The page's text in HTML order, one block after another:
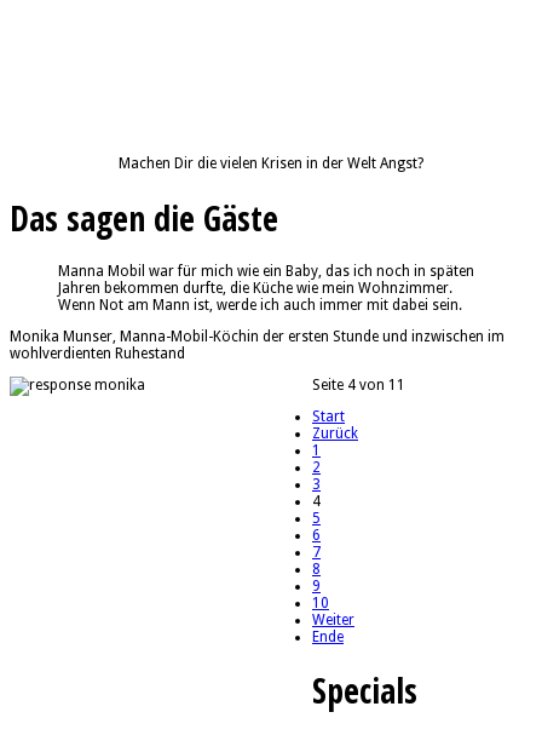
Machen Dir die vielen Krisen in der Welt Angst?
Das sagen die Gäste
Manna Mobil war für mich wie ein Baby, das ich noch in späten
Jahren bekommen durfte, die Küche wie mein Wohnzimmer.
Wenn Not am Mann ist, werde ich auch immer mit dabei sein.
Monika Munser, Manna-Mobil-Köchin der ersten Stunde und inzwischen im
wohlverdienten Ruhestand
Seite 4 von 11
Start
Zurück
1
2
3
4
5
6
7
8
9
10
Weiter
Ende
Specials